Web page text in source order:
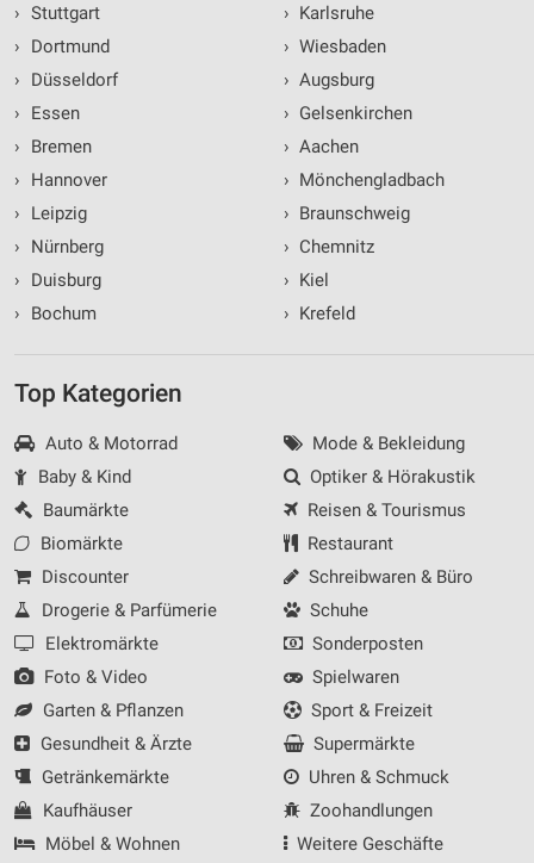
› Stuttgart
›
Dortmund
›
Düsseldorf
›
Essen
›
Bremen
›
Hannover
›
Leipzig
›
Nürnberg
›
Duisburg
›
Bochum
› Karlsruhe
› Wiesbaden
› Augsburg
› Gelsenkirchen
› Aachen
› Mönchengladbach
› Braunschweig
› Chemnitz
› Kiel
› Krefeld
Top Kategorien
Auto & Motorrad
Baby & Kind
Baumärkte
Biomärkte
Discounter
Drogerie & Parfümerie
Elektromärkte
Foto & Video
Garten & Pflanzen
Gesundheit & Ärzte
Getränkemärkte
Kaufhäuser
Möbel & Wohnen
Mode & Bekleidung
Optiker & Hörakustik
Reisen & Tourismus
Restaurant
Schreibwaren & Büro
Schuhe
Sonderposten
Spielwaren
Sport & Freizeit
Supermärkte
Uhren & Schmuck
Zoohandlungen
Weitere Geschäfte